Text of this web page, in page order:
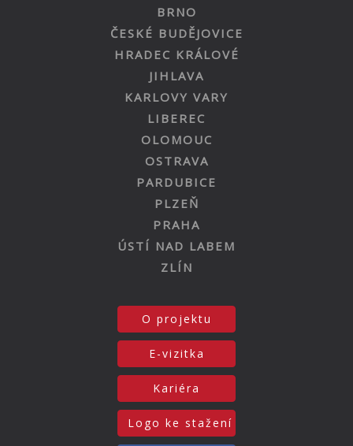
BRNO
ČESKÉ BUDĚJOVICE
HRADEC KRÁLOVÉ
JIHLAVA
KARLOVY VARY
LIBEREC
OLOMOUC
OSTRAVA
PARDUBICE
PLZEŇ
PRAHA
ÚSTÍ NAD LABEM
ZLÍN
O projektu
E-vizitka
Kariéra
Logo ke stažení